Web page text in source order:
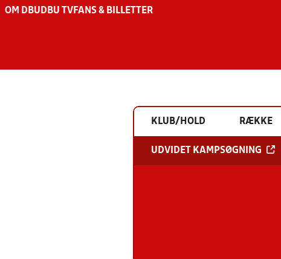
OM DBU DBU TV FANS & BILLETTER
KLUB/HOLD RÆKKE
UDVIDET KAMPSØGNING